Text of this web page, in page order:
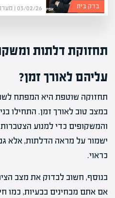
03/02/26 | מערכת אפיק בדק בית
תחזוקת דלתות
עליהם לאורך זמן?
תחזוקה שוטפת היא המפתח
במצב טוב לאורך זמן. התחילו
והמשקופים כדי למנוע
ישמור על מראה הדלתות, אלא
כראוי.
בנוסף, חשוב לבדוק את מצב
אם אתם מבחינים בבעיות, כמו